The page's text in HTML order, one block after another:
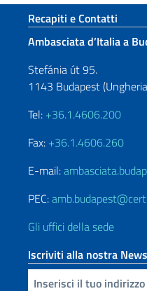
Sezione
Recapiti e Contatti
Ambasciata d’Italia a
Stefánia út 95.
1143 Budapest
Tel: +36.1.4606.200
Fax: +36.1.4606.260
E-mail:
PEC:
Gli uffici della sede
Iscriviti alla nostra
Inserisci la tua email